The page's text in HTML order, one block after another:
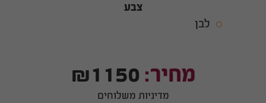
צבע
לבן
מחיר: ₪1150
מדיניות משלוחים